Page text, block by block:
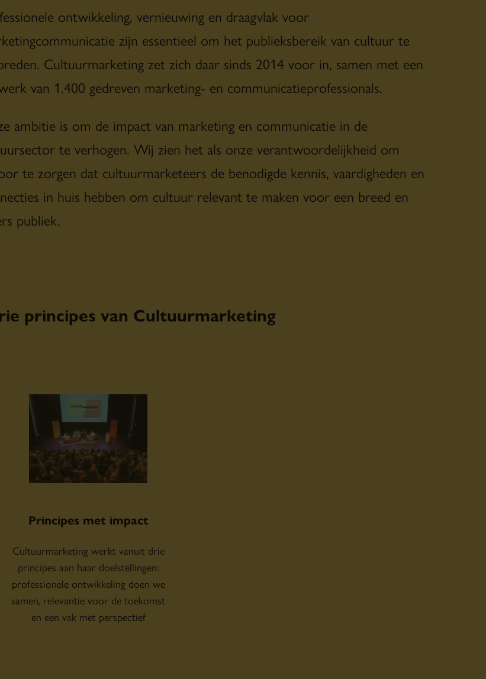
ontwikkeling, vernieuwing en draagvlak voor
zijn essentieel om het publieksbereik van cultuur te
Cultuurmarketing zet zich daar sinds 2014 voor in, samen met een
van 1.400 gedreven marketing- en communicatieprofessionals.
ambitie is om de impact van marketing en communicatie in de
te verhogen. Wij zien het als onze verantwoordelijkheid om
te zorgen dat cultuurmarketeers de benodigde kennis, vaardigheden en
in huis hebben om cultuur relevant te maken voor een breed en
publiek.
principes van Cultuurmarketing
Principes met impact
Cultuurmarketing werkt vanuit drie
principes aan haar doelstellingen:
professionele ontwikkeling doen we
samen, relevantie voor de toekomst
en een vak met perspectief